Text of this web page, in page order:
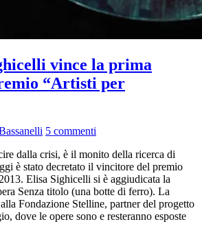
vince la prima
“Artisti per
5 commenti
dalla crisi, è il monito della ricerca di
è stato decretato il vincitore del premio
Elisa Sighicelli si è aggiudicata la
Senza titolo (una botte di ferro). La
Fondazione Stelline, partner del progetto
dove le opere sono e resteranno esposte